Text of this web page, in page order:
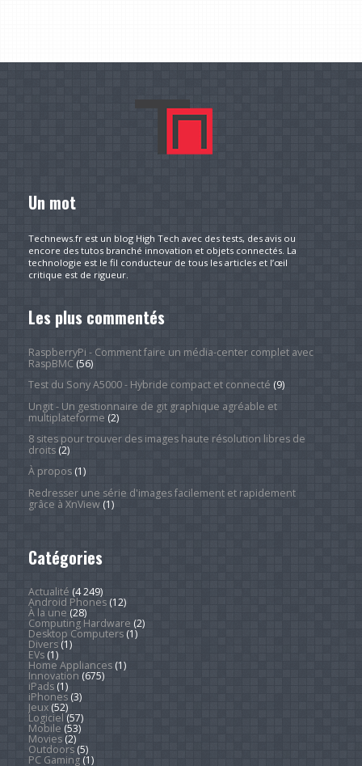
Un mot
Technews.fr est un blog High Tech avec des tests, des avis ou
encore des tutos branché innovation et objets connectés. La
technologie est le fil conducteur de tous les articles et l’œil
critique est de rigueur.
Les plus commentés
RaspberryPi - Comment faire un média-center complet avec
RaspBMC(56)
Test du Sony A5000 - Hybride compact et connecté (9)
Ungit - Un gestionnaire de git graphique agréable et
multiplateforme (2)
8 sites pour trouver des images haute résolution libres de
droits(2)
À propos(1)
Redresser une série d'images facilement et rapidement
grâce à XnView(1)
Catégories
Actualité (4 249)
Android Phones(12)
À la une (28)
Computing Hardware (2)
Desktop Computers(1)
Divers(1)
EVs(1)
Home Appliances(1)
Innovation (675)
iPads(1)
iPhones(3)
Jeux(52)
Logiciel (57)
Mobile (53)
Movies(2)
Outdoors(5)
PC Gaming(1)